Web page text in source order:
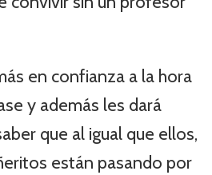
en confianza a la hora
y además les dará
que al igual que ellos,
están pasando por